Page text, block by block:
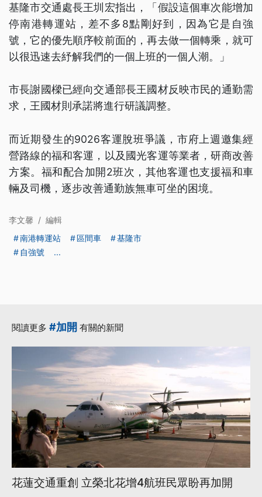
基隆市交通處長王圳宏指出，「假設這個車次能增加
停南港轉運站，差不多8點剛好到，因為它是自強
號，它的優先順序較前面的，再去做一個轉乘，就可
以很迅速去紓解我們的一個上班的一個人潮。」
市長謝國樑已經向交通部長王國材反映市民的通勤需
求，王國材則承諾將進行研議調整。
而近期發生的9026客運脫班爭議，市府上週邀集經
營路線的福和客運，以及國光客運等業者，研商改善
方案。福和配合加開2班次，其他客運也支援福和車
輛及司機，逐步改善通勤族無車可坐的困境。
李文馨 / 編輯
南港轉運站
區間車
基隆市
自強號
...
閱讀更多 #加開 有關的新聞
花蓮交通重創 立榮北花增4航班民眾盼再加開